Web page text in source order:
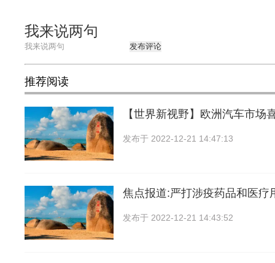
我来说两句
发布评论
推荐阅读
【世界新视野】欧洲汽车市场
发布于 2022-12-21 14:47:13
焦点报道:严打涉疫药品和医疗
发布于 2022-12-21 14:43:52